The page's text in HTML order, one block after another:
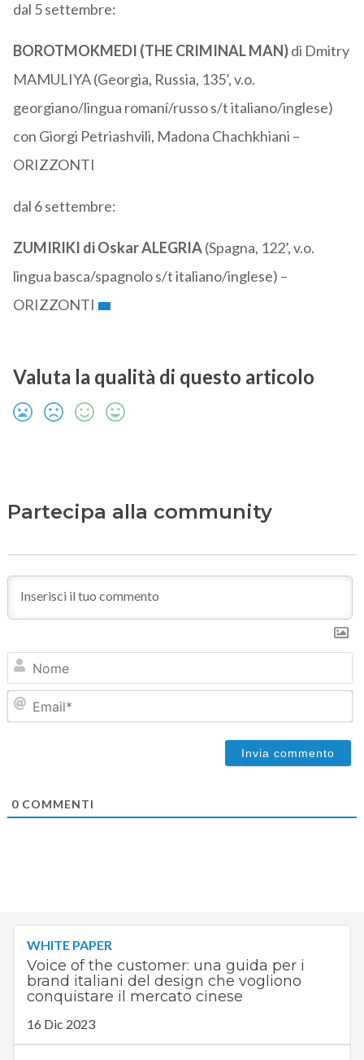
dal 5 settembre:
BOROTMOKMEDI (THE CRIMINAL MAN)di Dmitry
MAMULIYA (Georgia, Russia, 135’, v.o.
georgiano/lingua romaní/russo s/t italiano/inglese)
con Giorgi Petriashvili, Madona Chachkhiani –
ORIZZONTI
dal 6 settembre:
ZUMIRIKI di Oskar ALEGRIA(Spagna, 122’, v.o.
lingua basca/spagnolo s/t italiano/inglese) –
ORIZZONTI
Valuta la qualità di questo articolo
Partecipa alla community
0COMMENTI
WHITE PAPER
Voice of the customer: una guida per i
brand italiani del design che vogliono
conquistare il mercato cinese
16 Dic 2023